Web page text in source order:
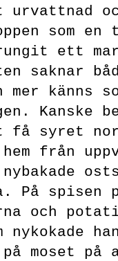
urvattnad
som en
ett
saknar
känns
Kanske
få syret
från
På spisen
och
nykokade
på moset